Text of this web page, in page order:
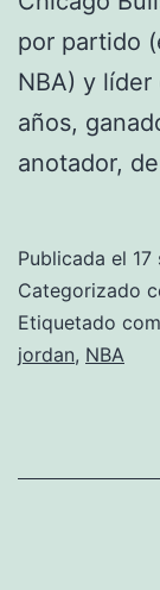
por partido
NBA) y
años,
anotador,
Publicada el 17
Categorizado
Etiquetado
jordan, NBA